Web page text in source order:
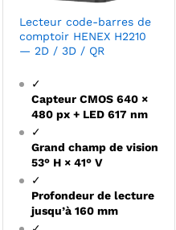
Lecteur code-barres de
comptoir HENEX H2210
— 2D / 3D / QR
✓
Capteur CMOS 640 ×
480 px + LED 617 nm
✓
Grand champ de vision
53° H × 41° V
✓
Profondeur de lecture
jusqu’à 160 mm